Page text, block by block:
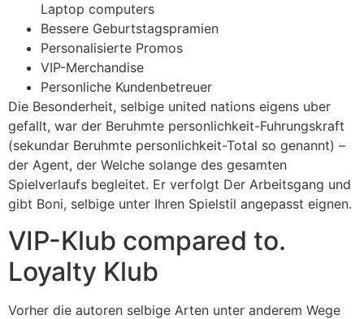
Laptop computers
Bessere Geburtstagspramien
Personalisierte Promos
VIP-Merchandise
Personliche Kundenbetreuer
Die Besonderheit, selbige united nations eigens uber
gefallt, war der Beruhmte personlichkeit-Fuhrungskraft
(sekundar Beruhmte personlichkeit-Total so genannt) –
der Agent, der Welche solange des gesamten
Spielverlaufs begleitet. Er verfolgt Der Arbeitsgang und
gibt Boni, selbige unter Ihren Spielstil angepasst eignen.
VIP-Klub compared to.
Loyalty Klub
Vorher die autoren selbige Arten unter anderem Wege